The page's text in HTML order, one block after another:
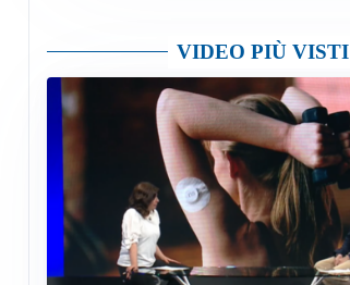
VIDEO PIÙ VISTI